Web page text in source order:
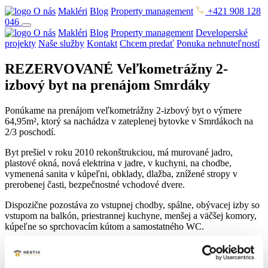
O nás Makléri Blog Property management
+421 908 128
046
O nás Makléri Blog Property management Developerské
projekty Naše služby Kontakt Chcem predať Ponuka nehnuteľností
REZERVOVANÉ Veľkometrážny 2-
izbový byt na prenájom Smrdáky
Ponúkame na prenájom veľkometrážny 2-izbový byt o výmere
64,95m², ktorý sa nachádza v zateplenej bytovke v Smrdákoch na
2/3 poschodí.
Byt prešiel v roku 2010 rekonštrukciou, má murované jadro,
plastové okná, nová elektrina v jadre, v kuchyni, na chodbe,
vymenená sanita v kúpeľni, obklady, dlažba, znížené stropy v
prerobenej časti, bezpečnostné vchodové dvere.
Dispozične pozostáva zo vstupnej chodby, spálne, obývacej izby so
vstupom na balkón, priestrannej kuchyne, menšej a väčšej komory,
kúpeľne so sprchovacím kútom a samostatného WC.
Byt je orientovaný na svetové strany Východ /kuchyňa a
špajza/, Západ /obývacia izba a spálňa/.